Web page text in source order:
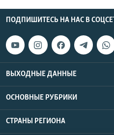
ПОДПИШИТЕСЬ НА НАС В
ВЫХОДНЫЕ ДАННЫЕ
ОСНОВНЫЕ РУБРИКИ
СТРАНЫ РЕГИОНА